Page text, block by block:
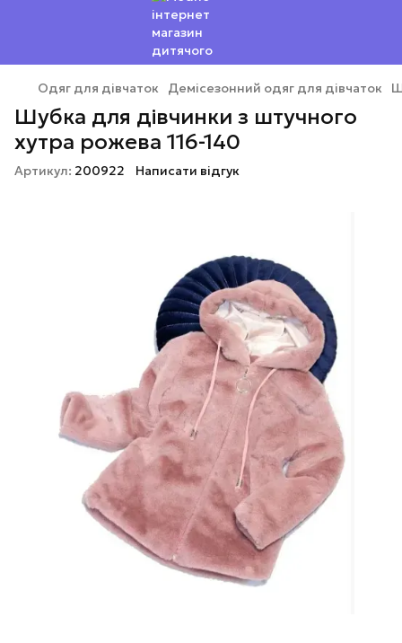
Одяг для дівчаток Демісезонний одяг для дівчаток
Шубка для дівчинки з штучного
хутра рожева 116-140
Артикул: 200922 Написати відгук